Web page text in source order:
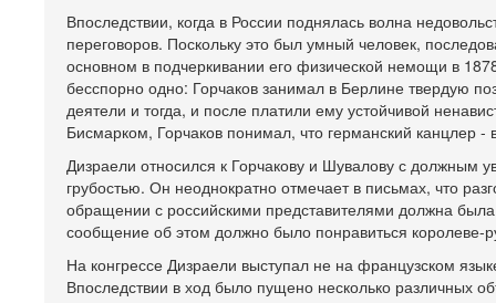
Впоследствии, когда в России поднялась волна
переговоров. Поскольку это был умный человек,
основном в подчеркивании его физической немощи в
бесспорно одно: Горчаков занимал в Берлине твердую
деятели и тогда, и после платили ему устойчивой
Бисмарком, Горчаков понимал, что германский канцлер
Дизраели относился к Горчакову и Шувалову с должным
грубостью. Он неоднократно отмечает в письмах, что
обращении с российскими представителями должна
сообщение об этом должно было понравиться королеве-
На конгрессе Дизраели выступал не на французском
Впоследствии в ход было пущено несколько различных